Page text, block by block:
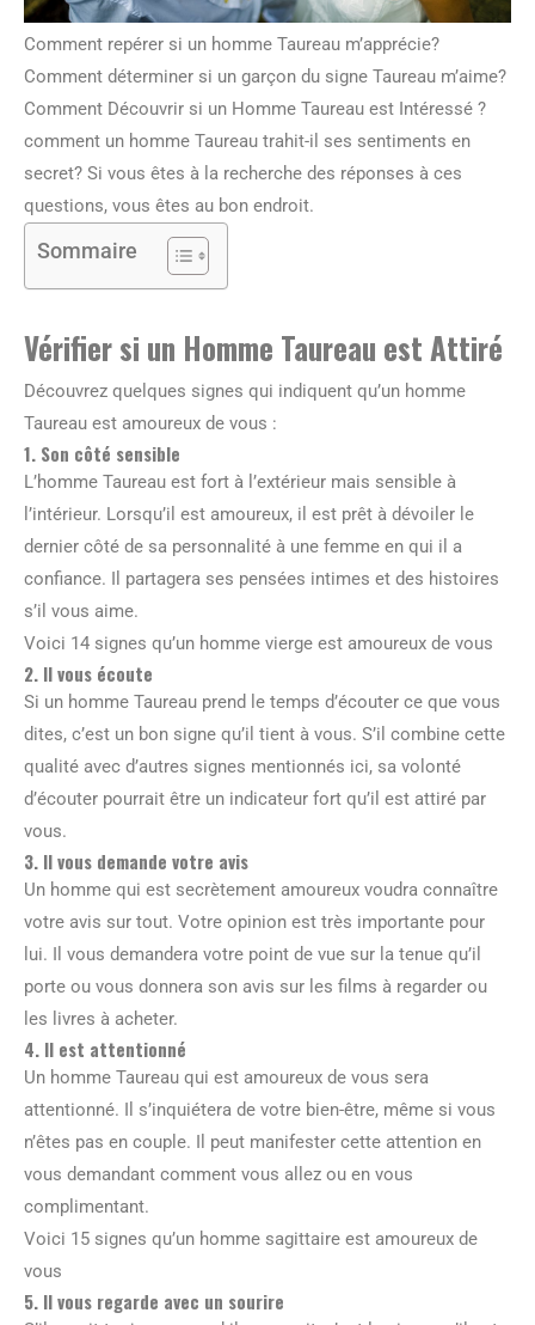
Comment repérer si un homme Taureau m’apprécie?
Comment déterminer si un garçon du signe Taureau m’aime?
Comment Découvrir si un Homme Taureau est Intéressé ?
comment un homme Taureau trahit-il ses sentiments en
secret? Si vous êtes à la recherche des réponses à ces
questions, vous êtes au bon endroit.
Sommaire
Vérifier si un Homme Taureau est Attiré
Découvrez quelques signes qui indiquent qu’un homme
Taureau est amoureux de vous :
1. Son côté sensible
L’homme Taureau est fort à l’extérieur mais sensible à
l’intérieur. Lorsqu’il est amoureux, il est prêt à dévoiler le
dernier côté de sa personnalité à une femme en qui il a
confiance. Il partagera ses pensées intimes et des histoires
s’il vous aime.
Voici 14 signes qu’un homme vierge est amoureux de vous
2. Il vous écoute
Si un homme Taureau prend le temps d’écouter ce que vous
dites, c’est un bon signe qu’il tient à vous. S’il combine cette
qualité avec d’autres signes mentionnés ici, sa volonté
d’écouter pourrait être un indicateur fort qu’il est attiré par
vous.
3. Il vous demande votre avis
Un homme qui est secrètement amoureux voudra connaître
votre avis sur tout. Votre opinion est très importante pour
lui. Il vous demandera votre point de vue sur la tenue qu’il
porte ou vous donnera son avis sur les films à regarder ou
les livres à acheter.
4. Il est attentionné
Un homme Taureau qui est amoureux de vous sera
attentionné. Il s’inquiétera de votre bien-être, même si vous
n’êtes pas en couple. Il peut manifester cette attention en
vous demandant comment vous allez ou en vous
complimentant.
Voici 15 signes qu’un homme sagittaire est amoureux de
vous
5. Il vous regarde avec un sourire